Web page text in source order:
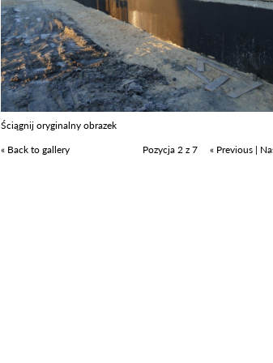
Ściągnij oryginalny obrazek
« Back to gallery
Pozycja 2 z 7 « Previous |